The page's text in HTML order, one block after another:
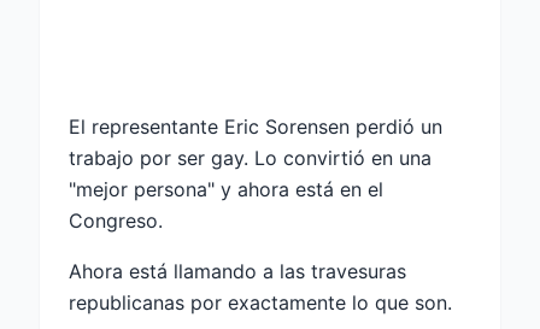
El representante Eric Sorensen perdió un
trabajo por ser gay. Lo convirtió en una
"mejor persona" y ahora está en el
Congreso.
Ahora está llamando a las travesuras
republicanas por exactamente lo que son.